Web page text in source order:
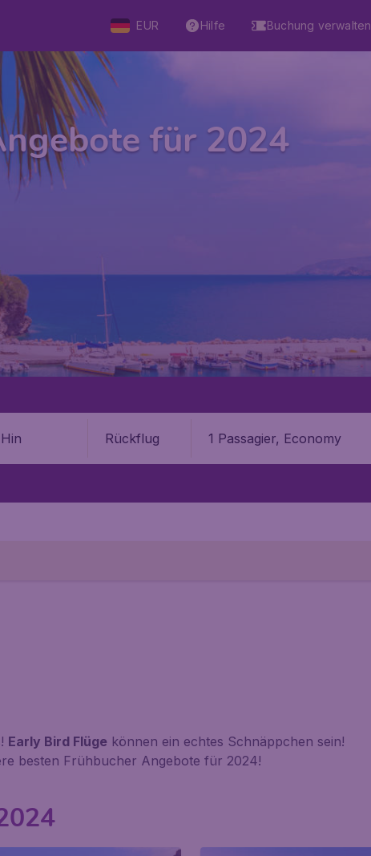
EUR Hilfe Buchung verwalten
für 2024
Hin Rückflug 1 Passagier, Economy
Early Bird Flüge können ein echtes Schnäppchen sein!
besten Frühbucher Angebote für 2024!